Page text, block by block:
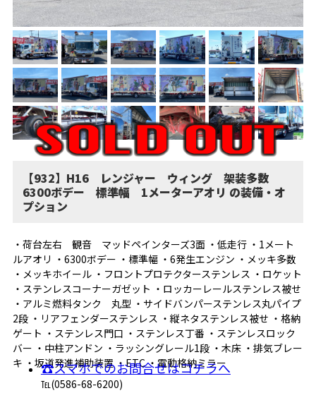
【932】H16 レンジャー ウィング 架装多数
6300ボデー 標準幅 1メーターアオリ の装備・オ
プション
・荷台左右 観音 マッドペインターズ3面 ・低走行 ・1メート
ルアオリ ・6300ボデー ・標準幅 ・6発生エンジン ・メッキ多数
・メッキホイール ・フロントプロテクターステンレス ・ロケット
・ステンレスコーナーガゼット ・ロッカーレールステンレス被せ
・アルミ燃料タンク 丸型 ・サイドバンパーステンレス丸パイプ
2段 ・リアフェンダーステンレス ・縦ネタステンレス被せ ・格納
ゲート ・ステンレス門口 ・ステンレス丁番 ・ステンレスロック
バー ・中柱アンドン ・ラッシングレール1段 ・木床 ・排気ブレー
キ ・坂道発進補助装置 ・ETC ・電動格納ミラー
☎スマホでのお問合せはコチラへ
℡(0586-68-6200)